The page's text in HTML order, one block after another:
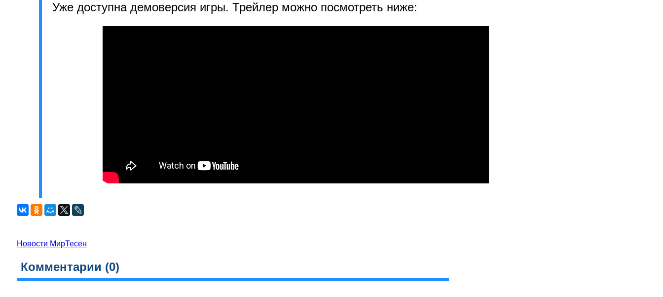
Уже доступна демоверсия игры. Трейлер можно посмотреть ниже:
Новости МирТесен
Комментарии (0)